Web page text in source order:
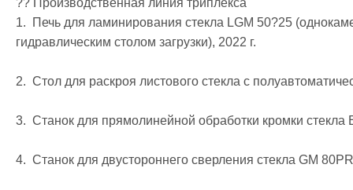
?? Производственная линия триплекса
1.  Печь для ламинирования стекла LGM 50?25
гидравлическим столом загрузки), 2022 г.
2.  Стол для раскроя листового стекла с
3.  Станок для прямолинейной обработки кромки стекла
4.  Станок для двустороннего сверления стекла GM